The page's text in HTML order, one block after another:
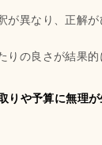
が異なり、正解
りの良さが結果
りや予算に無理